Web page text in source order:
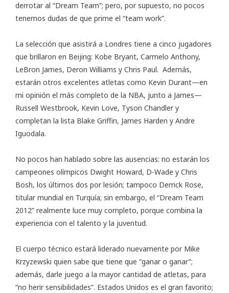
derrotar al “Dream Team”; pero, por supuesto, no pocos
tenemos dudas de que prime el “team work”.
La selección que asistirá a Londres tiene a cinco jugadores
que brillaron en Beijing: Kobe Bryant, Carmelo Anthony,
LeBron James, Deron Williams y Chris Paul. Además,
estarán otros excelentes atletas como Kevin Durant—en
mi opinión el más completo de la NBA, junto a James—
Russell Westbrook, Kevin Love, Tyson Chandler y
completan la lista Blake Griffin, James Harden y Andre
Iguodala.
No pocos han hablado sobre las ausencias: no estarán los
campeones olímpicos Dwight Howard, D-Wade y Chris
Bosh, los últimos dos por lesión; tampoco Derrick Rose,
titular mundial en Turquía; sin embargo, el “Dream Team
2012” realmente luce muy completo, porque combina la
experiencia con el talento y la juventud.
El cuerpo técnico estará liderado nuevamente por Mike
Krzyzewski quien sabe que tiene que “ganar o ganar”;
además, darle juego a la mayor cantidad de atletas, para
“no herir sensibilidades”. Estados Unidos es el gran favorito;